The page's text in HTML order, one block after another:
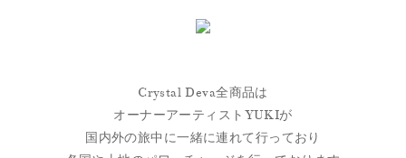
Crystal Deva全商品は
オーナーアーティストYUKIが
国内外の旅中に一緒に連れて行っており